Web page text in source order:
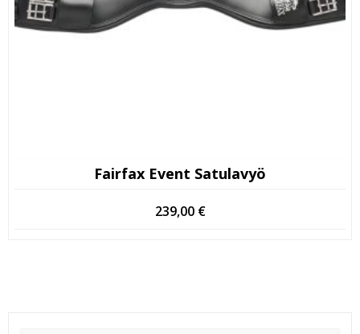
Fairfax Event Satulavyö
239,00 €